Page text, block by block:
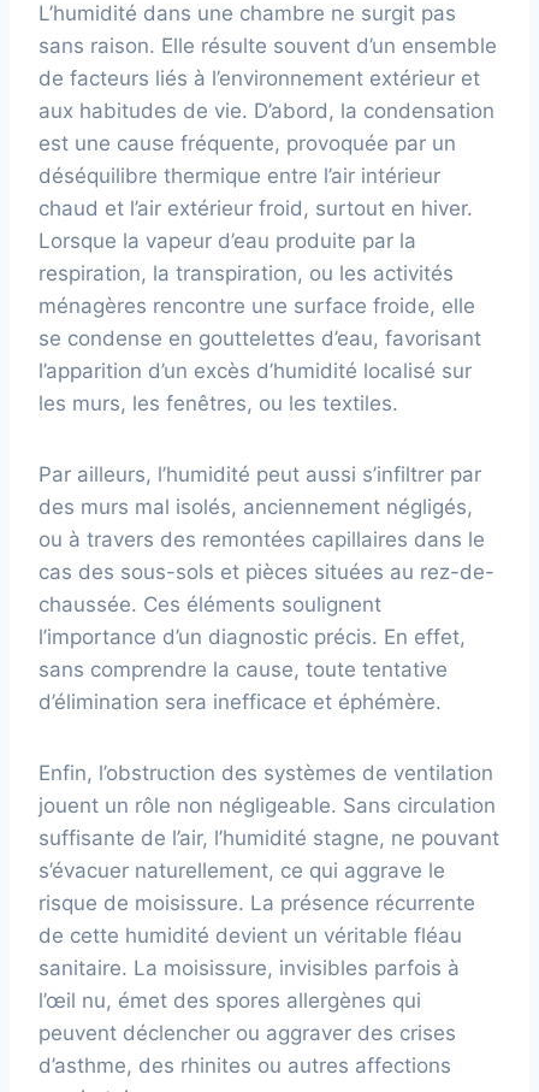
L’humidité dans une chambre ne surgit pas
sans raison. Elle résulte souvent d’un ensemble
de facteurs liés à l’environnement extérieur et
aux habitudes de vie. D’abord, la condensation
est une cause fréquente, provoquée par un
déséquilibre thermique entre l’air intérieur
chaud et l’air extérieur froid, surtout en hiver.
Lorsque la vapeur d’eau produite par la
respiration, la transpiration, ou les activités
ménagères rencontre une surface froide, elle
se condense en gouttelettes d’eau, favorisant
l’apparition d’un excès d’humidité localisé sur
les murs, les fenêtres, ou les textiles.
Par ailleurs, l’humidité peut aussi s’infiltrer par
des murs mal isolés, anciennement négligés,
ou à travers des remontées capillaires dans le
cas des sous-sols et pièces situées au rez-de-
chaussée. Ces éléments soulignent
l’importance d’un diagnostic précis. En effet,
sans comprendre la cause, toute tentative
d’élimination sera inefficace et éphémère.
Enfin, l’obstruction des systèmes de ventilation
jouent un rôle non négligeable. Sans circulation
suffisante de l’air, l’humidité stagne, ne pouvant
s’évacuer naturellement, ce qui aggrave le
risque de moisissure. La présence récurrente
de cette humidité devient un véritable fléau
sanitaire. La moisissure, invisibles parfois à
l’œil nu, émet des spores allergènes qui
peuvent déclencher ou aggraver des crises
d’asthme, des rhinites ou autres affections